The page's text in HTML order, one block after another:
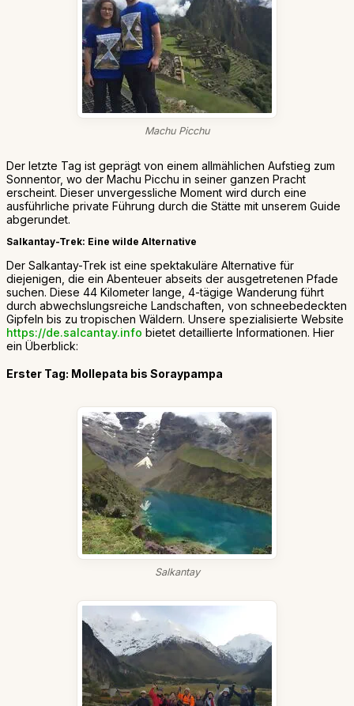
Machu Picchu
Der letzte Tag ist geprägt von einem allmählichen Aufstieg zum
Sonnentor, wo der Machu Picchu in seiner ganzen Pracht
erscheint. Dieser unvergessliche Moment wird durch eine
ausführliche private Führung durch die Stätte mit unserem Guide
abgerundet.
Salkantay-Trek: Eine wilde Alternative
Der Salkantay-Trek ist eine spektakuläre Alternative für
diejenigen, die ein Abenteuer abseits der ausgetretenen Pfade
suchen. Diese 44 Kilometer lange, 4-tägige Wanderung führt
durch abwechslungsreiche Landschaften, von schneebedeckten
Gipfeln bis zu tropischen Wäldern. Unsere spezialisierte Website
https://de.salcantay.info bietet detaillierte Informationen. Hier
ein Überblick:
Erster Tag: Mollepata bis Soraypampa
Salkantay